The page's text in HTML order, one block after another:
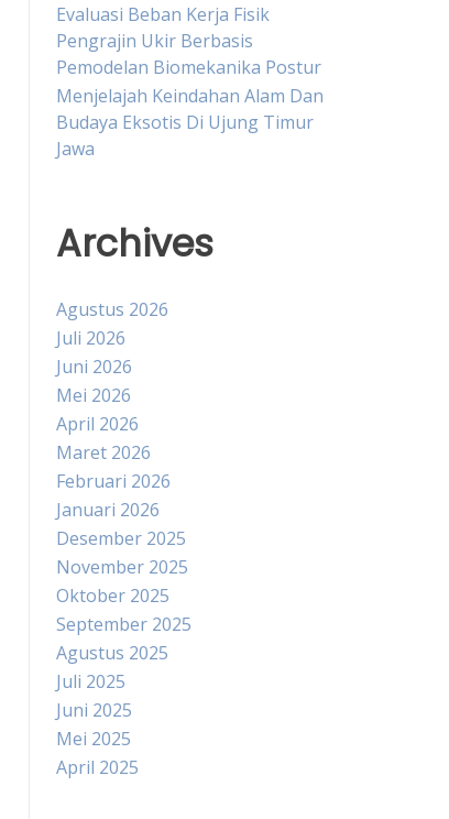
Evaluasi Beban Kerja Fisik
Pengrajin Ukir Berbasis
Pemodelan Biomekanika Postur
Menjelajah Keindahan Alam Dan
Budaya Eksotis Di Ujung Timur
Jawa
Archives
Agustus 2026
Juli 2026
Juni 2026
Mei 2026
April 2026
Maret 2026
Februari 2026
Januari 2026
Desember 2025
November 2025
Oktober 2025
September 2025
Agustus 2025
Juli 2025
Juni 2025
Mei 2025
April 2025